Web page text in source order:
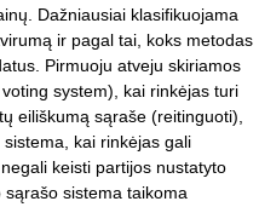
Dažniausiai klasifikuojama
ir pagal tai, koks metodas
Pirmuoju atveju skiriamos
system), kai rinkėjas turi
eiliškumą sąraše (reitinguoti),
kai rinkėjas gali
keisti partijos nustatyto
sistema taikoma